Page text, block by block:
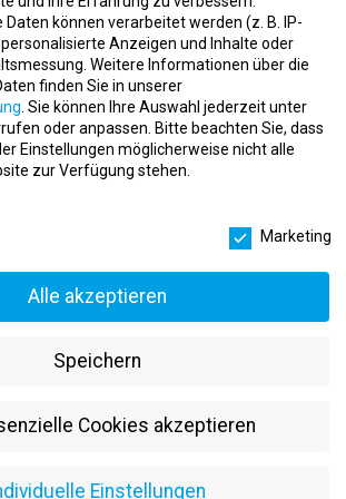
Kontaktaufnahme und darauf, mit Ihnen
Lösung für Ihr Studio zu finden. Denn Aidoo
dem Laufenden mit unseren News,
und Webinaren. Verbinden Sie sich mit uns
Daten können verarbeitet werden (z. B. IP-
Anzeigen und Inhalte oder
Weitere Informationen über die
finden Sie in unserer
Sie können Ihre Auswahl jederzeit unter
oder anpassen. Bitte beachten Sie, dass
Einstellungen möglicherweise nicht alle
zur Verfügung stehen.
Marketing
Alle akzeptieren
Speichern
Cookies akzeptieren
Einstellungen